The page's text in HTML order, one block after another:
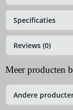
Specificaties
Reviews (0)
Meer producten
Andere